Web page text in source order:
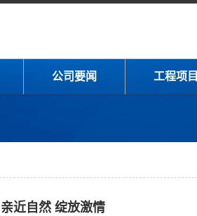
公司要闻 工程项目
亲近自然 绽放激情